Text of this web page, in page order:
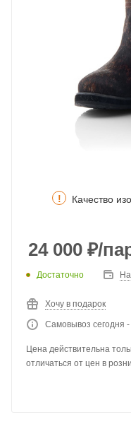
! Качество
24 000 ₽/
Достаточно
Хочу в подарок
Самовывоз сегодня
Цена действительна
отличаться от цен в